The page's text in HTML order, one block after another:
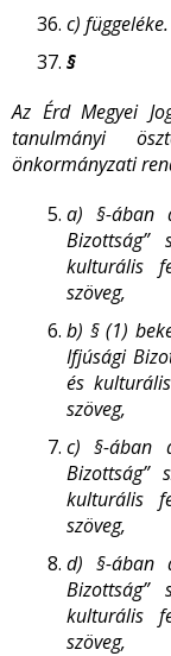
c) függeléke.
§
Az Érd Megyei
tanulmányi
önkormányzati
a) §-ában
Bizottság”
kulturális
szöveg,
b) § (1)
Ifjúsági
és
szöveg,
c) §-ában
Bizottság”
kulturális
szöveg,
d) §-ában
Bizottság”
kulturális
szöveg,